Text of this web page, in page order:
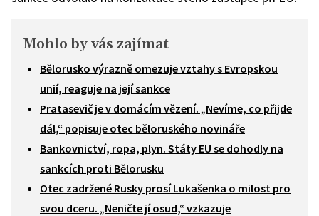
Mohlo by vás zajímat
Bělorusko výrazně omezuje vztahy s Evropskou
unií, reaguje na její sankce
Pratasevič je v domácím vězení. „Nevíme, co přijde
dál,“ popisuje otec běloruského novináře
Bankovnictví, ropa, plyn. Státy EU se dohodly na
sankcích proti Bělorusku
Otec zadržené Rusky prosí Lukašenka o milost pro
svou dceru. „Neničte jí osud,“ vzkazuje